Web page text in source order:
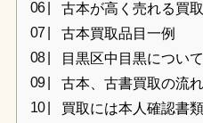
古本が高く売れる買
古本買取品目一例
目黒区中目黒について
古本、古書買取の流れ
買取には本人確認書